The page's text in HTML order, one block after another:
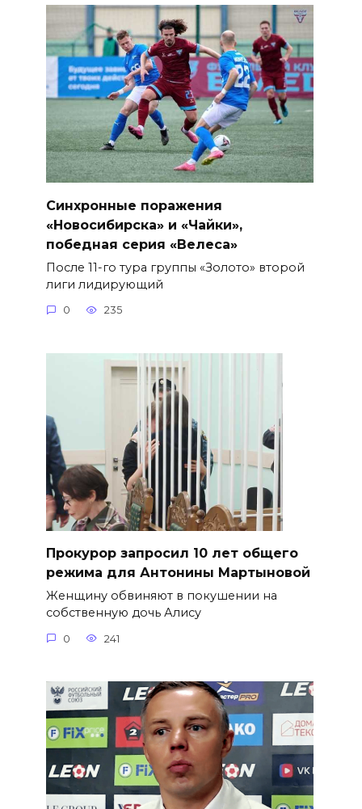
Синхронные поражения
«Новосибирска» и «Чайки»,
победная серия «Велеса»
После 11-го тура группы «Золото» второй
лиги лидирующий
0 235
​Прокурор запросил 10 лет общего
режима для Антонины Мартыновой
Женщину обвиняют в покушении на
собственную дочь Алису
0 241